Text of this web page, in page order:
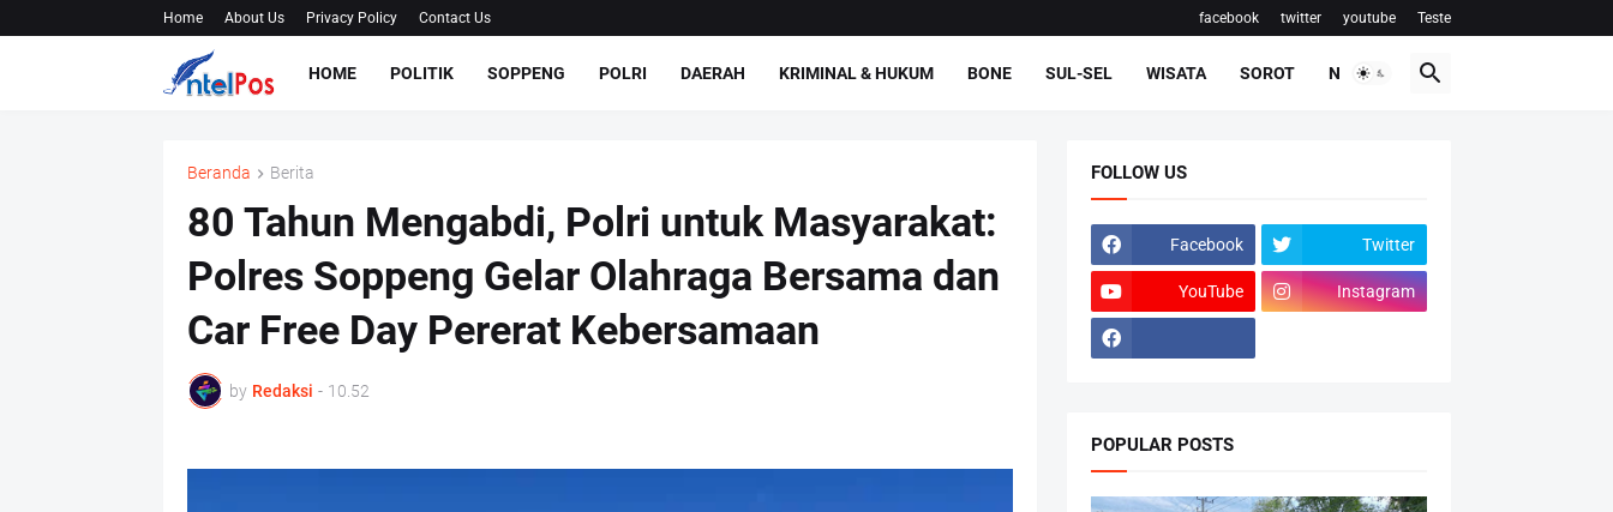
Home About Us Privacy Policy Contact Us facebook twitter youtube Teste
HOME POLITIK SOPPENG POLRI DAERAH KRIMINAL & HUKUM BONE SUL-SEL WISATA SOROT NASIONAL
Beranda Berita
80 Tahun Mengabdi, Polri untuk Masyarakat:
Polres Soppeng Gelar Olahraga Bersama dan
Car Free Day Pererat Kebersamaan
by Redaksi - 10.52
FOLLOW US
Facebook Twitter
YouTube Instagram
POPULAR POSTS